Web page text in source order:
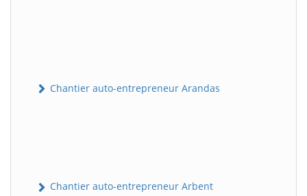
Chantier auto-entrepreneur Arandas
Chantier auto-entrepreneur Arbent